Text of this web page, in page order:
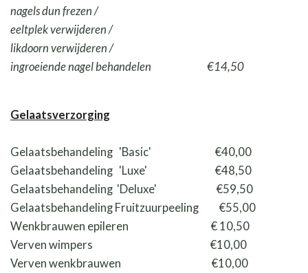
nagels dun frezen /
eeltplek verwijderen /
likdoorn verwijderen /
ingroeiende nagel behandelen €14,50
Gelaatsverzorging
Gelaatsbehandeling 'Basic' €40,00
Gelaatsbehandeling 'Luxe' €48,50
Gelaatsbehandeling 'Deluxe' €59,50
Gelaatsbehandeling Fruitzuurpeeling €55,00
Wenkbrauwen epileren € 10,50
Verven wimpers €10,00
Verven wenkbrauwen €10,00